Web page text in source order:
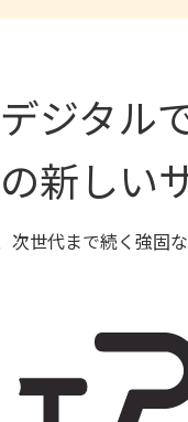
ジタル
新しい
世代まで続く強固